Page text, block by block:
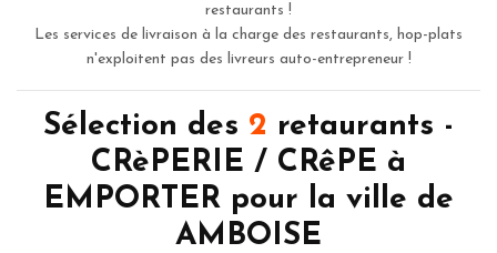
restaurants !
Les services de livraison à la charge des restaurants, hop-plats
n'exploitent pas des livreurs auto-entrepreneur !
Sélection des 2 retaurants -
CRèPERIE / CRêPE à
EMPORTER pour la ville de
AMBOISE